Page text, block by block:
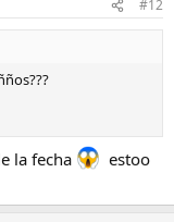
#12
la fecha
estoo